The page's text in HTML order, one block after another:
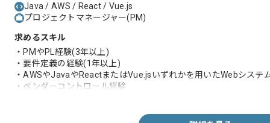
Java / AWS / React / Vue.js
プロジェクトマネージャー(PM)
求めるスキル
・PMやPL経験(3年以上)
・要件定義の経験(1年以上)
・AWSやJavaやReactまたはVue.jsいずれかを用いたWebシステ
・ベンダーコントロール経験